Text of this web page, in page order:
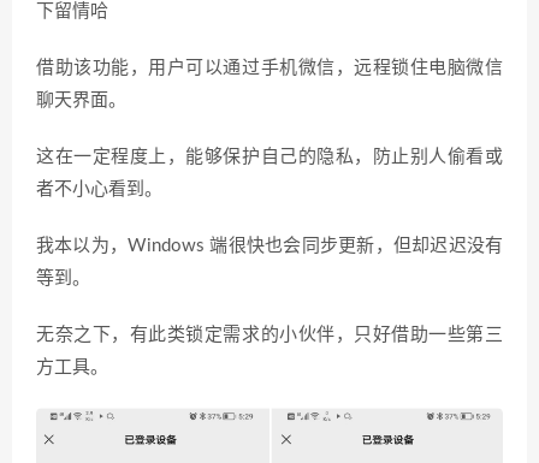
下留情哈
借助该功能，用户可以通过手机微信，远程锁住电脑微信
聊天界面。
这在一定程度上，能够保护自己的隐私，防止别人偷看或
者不小心看到。
我本以为，Windows 端很快也会同步更新，但却迟迟没有
等到。
无奈之下，有此类锁定需求的小伙伴，只好借助一些第三
方工具。